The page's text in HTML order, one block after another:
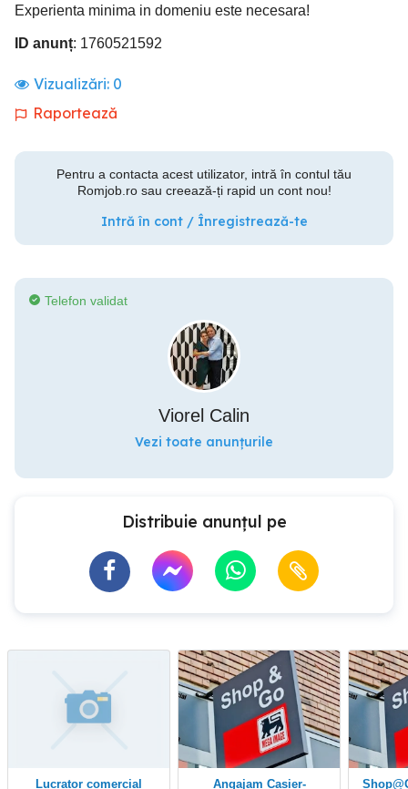
Experienta minima in domeniu este necesara!
ID anunț: 1760521592
Vizualizări: 0
Raportează
Pentru a contacta acest utilizator, intră în contul tău
Romjob.ro sau creează-ți rapid un cont nou!
Intră în cont / Înregistrează-te
Telefon validat
Viorel Calin
Vezi toate anunțurile
Distribuie anunțul pe
lucrator comercial Angajam Casier- Shop@Go -Mega Image